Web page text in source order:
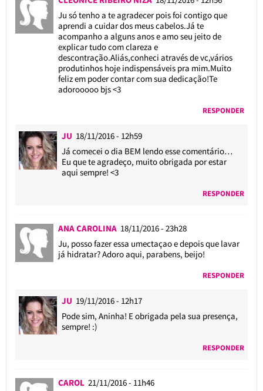
Ju só tenho a te agradecer pois foi contigo que
aprendi a cuidar dos meus cabelos.Já te
acompanho a alguns anos e amo seu jeito de
explicar tudo com clareza e
descontração.Aliás,conheci através de vc,vários
produtinhos hoje indispensáveis pra mim.Muito
feliz em poder contar com sua dedicação!Te
adorooooo bjs <3
RESPONDER
JU 18/11/2016 - 12h59
Já comecei o dia BEM lendo esse comentário…
Eu que te agradeço, muito obrigada por estar
aqui sempre! <3
RESPONDER
ANA CAROLINA 18/11/2016 - 23h28
Ju, posso fazer essa umectaçao e depois que lavar
já hidratar? Adoro aqui, parabens, beijo!
RESPONDER
JU 19/11/2016 - 12h17
Pode sim, Aninha! E obrigada pela sua presença,
sempre! :)
RESPONDER
CAROL 21/11/2016 - 11h46